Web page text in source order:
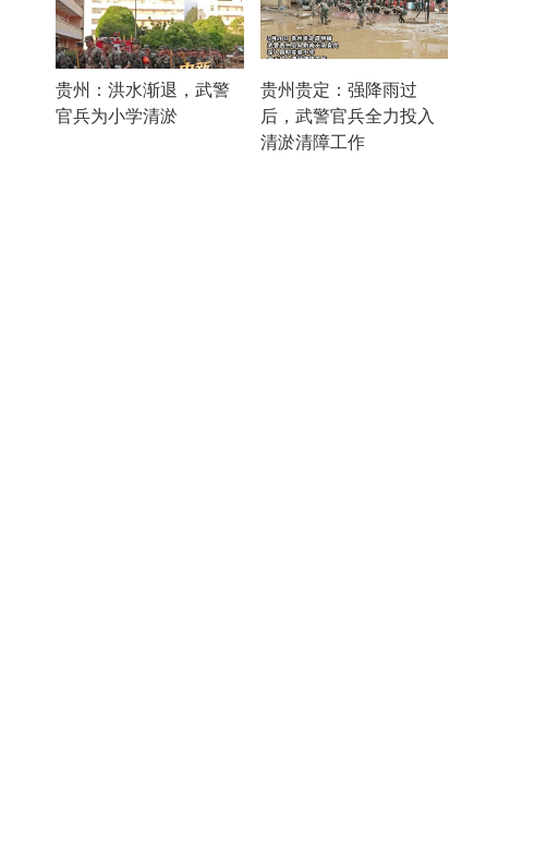
贵州：洪水渐退，武警
官兵为小学清淤
贵州贵定：强降雨过
后，武警官兵全力投入
清淤清障工作